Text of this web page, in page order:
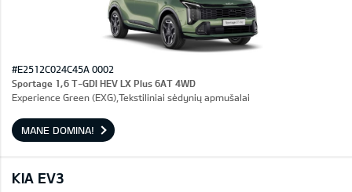
#E2512C024C45A 0002
Sportage 1,6 T-GDI HEV LX Plus 6AT 4WD
Experience Green (EXG),Tekstiliniai sėdynių apmušalai
MANE DOMINA!
KIA EV3